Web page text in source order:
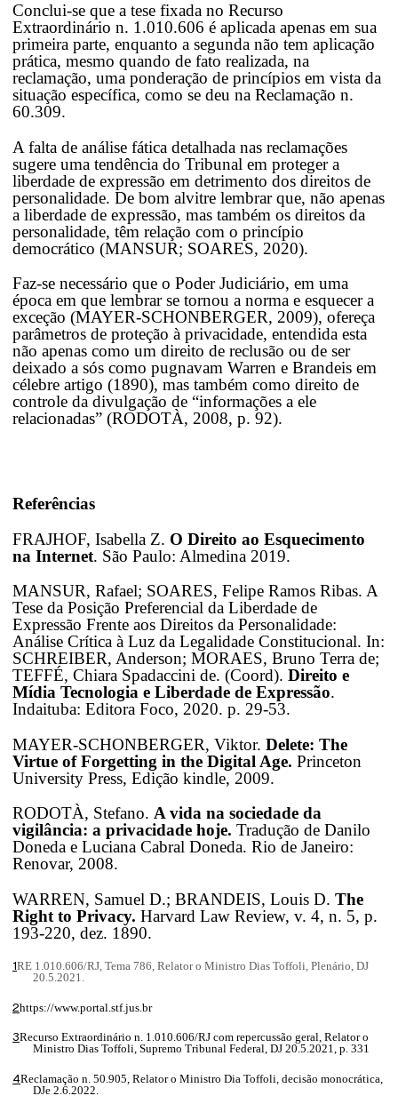
Conclui-se que a tese fixada no Recurso
Extraordinário n. 1.010.606 é aplicada apenas em sua
primeira parte, enquanto a segunda não tem aplicação
prática, mesmo quando de fato realizada, na
reclamação, uma ponderação de princípios em vista da
situação específica, como se deu na Reclamação n.
60.309.
A falta de análise fática detalhada nas reclamações
sugere uma tendência do Tribunal em proteger a
liberdade de expressão em detrimento dos direitos de
personalidade. De bom alvitre lembrar que, não apenas
a liberdade de expressão, mas também os direitos da
personalidade, têm relação com o princípio
democrático (MANSUR; SOARES, 2020).
Faz-se necessário que o Poder Judiciário, em uma
época em que lembrar se tornou a norma e esquecer a
exceção (MAYER-SCHONBERGER, 2009), ofereça
parâmetros de proteção à privacidade, entendida esta
não apenas como um direito de reclusão ou de ser
deixado a sós como pugnavam Warren e Brandeis em
célebre artigo (1890), mas também como direito de
controle da divulgação de “informações a ele
relacionadas” (RODOTÀ, 2008, p. 92).
Referências
FRAJHOF, Isabella Z. O Direito ao Esquecimento
na Internet. São Paulo: Almedina 2019.
MANSUR, Rafael; SOARES, Felipe Ramos Ribas. A
Tese da Posição Preferencial da Liberdade de
Expressão Frente aos Direitos da Personalidade:
Análise Crítica à Luz da Legalidade Constitucional. In:
SCHREIBER, Anderson; MORAES, Bruno Terra de;
TEFFÉ, Chiara Spadaccini de. (Coord). Direito e
Mídia Tecnologia e Liberdade de Expressão.
Indaituba: Editora Foco, 2020. p. 29-53.
MAYER-SCHONBERGER, Viktor. Delete: The
Virtue of Forgetting in the Digital Age. Princeton
University Press, Edição kindle, 2009.
RODOTÀ, Stefano. A vida na sociedade da
vigilância: a privacidade hoje. Tradução de Danilo
Doneda e Luciana Cabral Doneda. Rio de Janeiro:
Renovar, 2008.
WARREN, Samuel D.; BRANDEIS, Louis D. The
Right to Privacy. Harvard Law Review, v. 4, n. 5, p.
193-220, dez. 1890.
1RE 1.010.606/RJ, Tema 786, Relator o Ministro Dias Toffoli, Plenário, DJ
20.5.2021.
2https://www.portal.stf.jus.br
3Recurso Extraordinário n. 1.010.606/RJ com repercussão geral, Relator o
Ministro Dias Toffoli, Supremo Tribunal Federal, DJ 20.5.2021, p. 331
4Reclamação n. 50.905, Relator o Ministro Dia Toffoli, decisão monocrática,
DJe 2.6.2022.